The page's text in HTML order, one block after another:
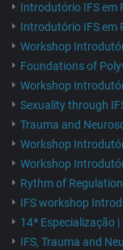
Introdutório IFS em
Introdutório IFS em
Workshop
Foundations of
Workshop
Sexuality through
Trauma and
Workshop
Workshop
Rythm of
IFS workshop
14ª Especialização |
IFS, Trauma and